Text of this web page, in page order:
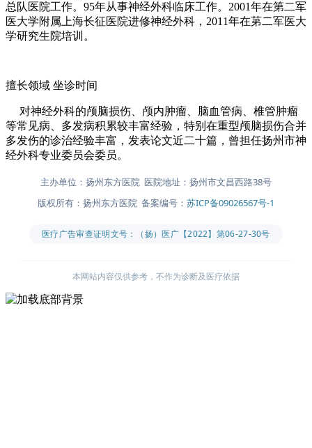
总队医院工作。95年从事神经外科临床工作。2001年在第二军
医大学附属上海长征医院进修神经外科，2011年在苐二军医大
学研究生院培训。
擅长领域 坐诊时间
对神经外科的颅脑损伤、颅内肿瘤、脑血管病、椎管肿瘤
等常见病、多发病积累较丰富经验，特别在重型颅脑损伤合并
多发伤的诊治经验丰富，发表论文近二十篇，曾担任扬州市神
经外科专业委员会委员。
主办单位：扬州东方医院 医院地址：扬州市文昌西路38号
版权所有：扬州东方医院 备案编号： 苏ICP备09026567号-1
医疗广告审查证明文号：（扬）医广【2022】第06-27-30号
本网站内容仅供参考，不作为诊断及医疗依据